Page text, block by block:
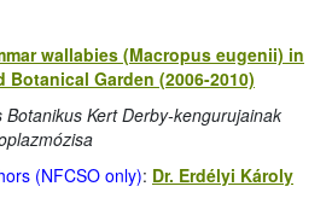
wallabies (Macropus eugenii) in
Garden (2006-2010)
Kert Derby-kengurujainak
(NFCSO only): Dr. Erdélyi Károly